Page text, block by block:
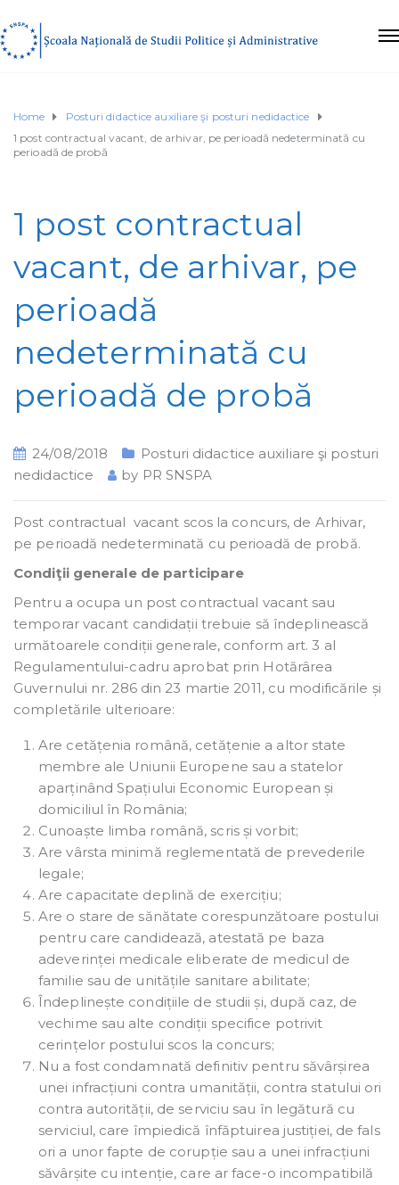
Home
Posturi didactice auxiliare şi posturi nedidactice
1 post contractual vacant, de arhivar, pe perioadă nedeterminată cu
perioadă de probă
1 post contractual
vacant, de arhivar, pe
perioadă
nedeterminată cu
perioadă de probă
24/08/2018
Posturi didactice auxiliare şi posturi
nedidactice
by PR SNSPA
Post contractual vacant scos la concurs, de Arhivar,
pe perioadă nedeterminată cu perioadă de probă.
Condiţii generale de participare
Pentru a ocupa un post contractual vacant sau
temporar vacant candidații trebuie să îndeplinească
următoarele condiții generale, conform art. 3 al
Regulamentului-cadru aprobat prin Hotărârea
Guvernului nr. 286 din 23 martie 2011, cu modificările și
completările ulterioare:
Are cetățenia română, cetățenie a altor state
membre ale Uniunii Europene sau a statelor
aparținând Spațiului Economic European și
domiciliul în România;
Cunoaște limba română, scris și vorbit;
Are vârsta minimă reglementată de prevederile
legale;
Are capacitate deplină de exercițiu;
Are o stare de sănătate corespunzătoare postului
pentru care candidează, atestată pe baza
adeverinței medicale eliberate de medicul de
familie sau de unitățile sanitare abilitate;
Îndeplinește condițiile de studii și, după caz, de
vechime sau alte condiții specifice potrivit
cerințelor postului scos la concurs;
Nu a fost condamnată definitiv pentru săvârșirea
unei infracțiuni contra umanității, contra statului ori
contra autorității, de serviciu sau în legătură cu
serviciul, care împiedică înfăptuirea justiției, de fals
ori a unor fapte de corupție sau a unei infracțiuni
săvârșite cu intenție, care ar face-o incompatibilă